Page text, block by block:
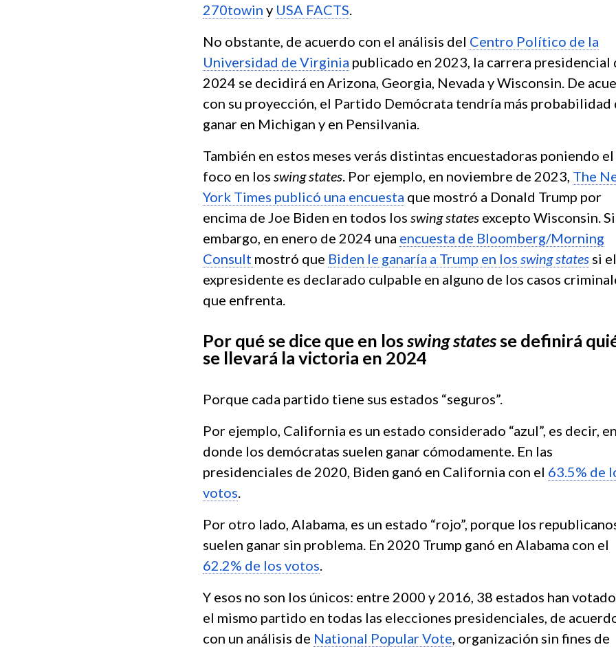
270towin y USA FACTS
No obstante, de acuerdo con el análisis del Centro Político de la
Universidad de Virginia publicado en 2023, la carrera presidencial
2024 se decidirá en Arizona, Georgia, Nevada y Wisconsin. De
con su proyección, el Partido Demócrata tendría más probabilidad
ganar en Michigan y en Pensilvania.
También en estos meses verás distintas encuestadoras poniendo el
foco en los swing states . Por ejemplo, en noviembre de 2023, The
York Times publicó una encuesta que mostró a Donald Trump por
encima de Joe Biden en todos los swing states excepto Wisconsin.
embargo, en enero de 2024 una encuesta de Bloomberg/Morning
Consult mostró que Biden le ganaría a Trump en los swing states si el
expresidente es declarado culpable en alguno de los casos
que enfrenta.
Por qué se dice que en losswingstates se definirá
se llevará la victoria en 2024
Porque cada partido tiene sus estados “seguros”.
Por ejemplo, California es un estado considerado “azul”, es decir, en
donde los demócratas suelen ganar cómodamente. En las
presidenciales de 2020, Biden ganó en California con el 63.5% de
votos
Por otro lado, Alabama, es un estado “rojo”, porque los
suelen ganar sin problema. En 2020 Trump ganó en Alabama con el
62.2% de los votos
Y esos no son los únicos: entre 2000 y 2016, 38 estados han
el mismo partido en todas las elecciones presidenciales, de
con un análisis de National Popular Vote , organización sin fines de